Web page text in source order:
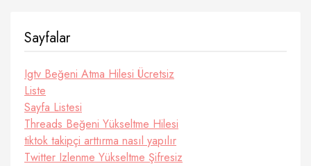
Sayfalar
Igtv Beğeni Atma Hilesi Ücretsiz
Liste
Sayfa Listesi
Threads Beğeni Yükseltme Hilesi
tiktok takipçi arttırma nasıl yapılır
Twitter Izlenme Yükseltme Şifresiz